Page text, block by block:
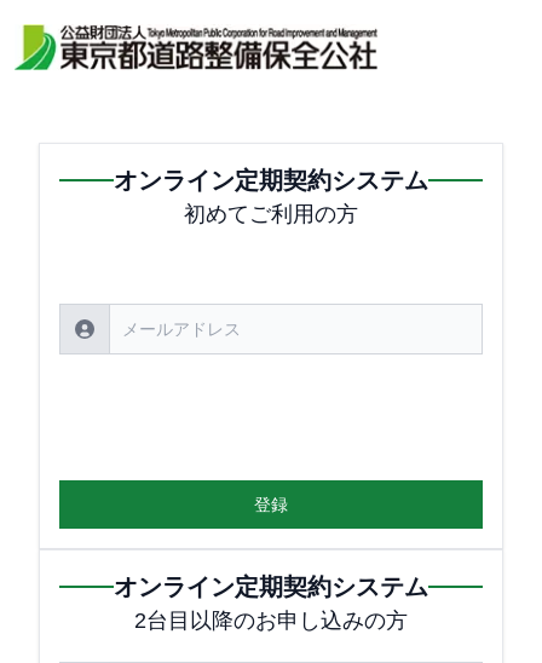
オンライン定期契約システム
初めてご利用の方
登録
オンライン定期契約システム
2台目以降のお申し込みの方